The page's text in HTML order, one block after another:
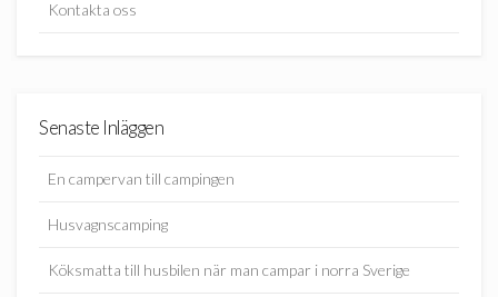
Kontakta oss
Senaste Inläggen
En campervan till campingen
Husvagnscamping
Köksmatta till husbilen när man campar i norra Sverige